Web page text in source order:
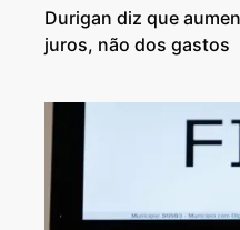
Durigan diz que
juros, não dos gastos